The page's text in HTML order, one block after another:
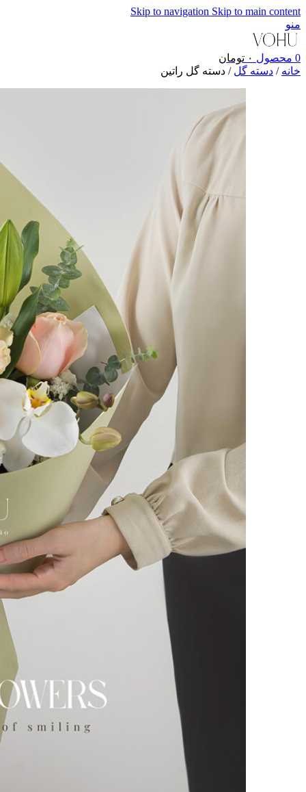
Skip to navigation Skip to main content
منو
0 محصول ۰ تومان
خانه / دسته گل / دسته گل راتین